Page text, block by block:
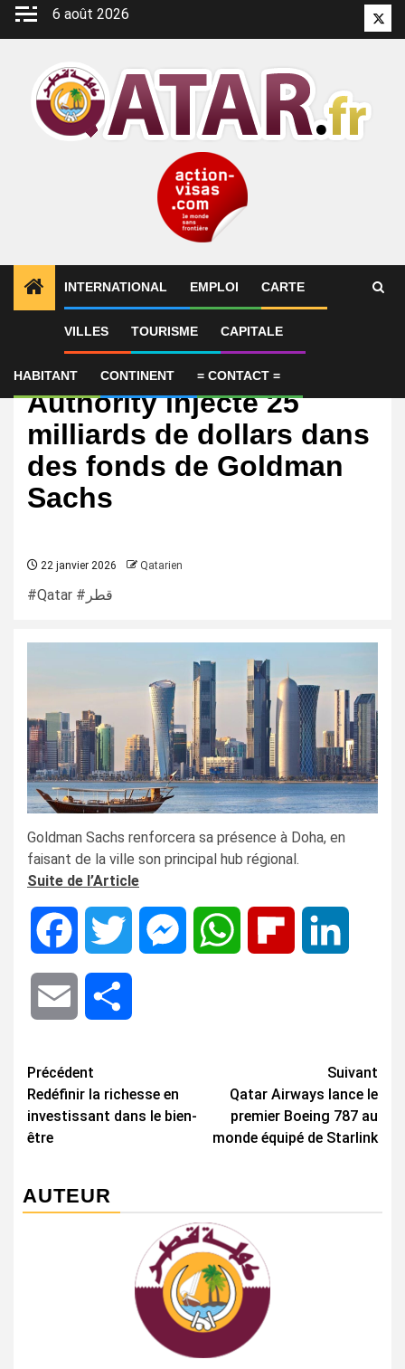
Aller
6 août 2026
INTERNATIONAL EMPLOI CARTE
VILLES TOURISME CAPITALE
HABITANT CONTINENT = CONTACT =
International
Qatar Investment
Authority injecte 25
milliards de dollars dans
des fonds de Goldman
Sachs
22 janvier 2026 Qatarien
#Qatar #قطر
Goldman Sachs renforcera sa présence à Doha, en
faisant de la ville son principal hub régional.
Suite de l’Article
Facebook Twitter MessengerWhatsApp Flipboard
Email
Navigation
d’article
Précédent
Redéfinir la richesse en
investissant dans le bien-
être
Suivant
Qatar Airways lance le
premier Boeing 787 au
monde équipé de Starlink
AUTEUR